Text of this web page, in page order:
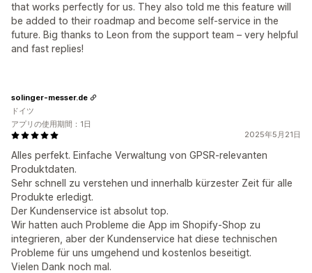
that works perfectly for us. They also told me this feature will
be added to their roadmap and become self-service in the
future. Big thanks to Leon from the support team – very helpful
and fast replies!
2025年5月21日
Alles perfekt. Einfache Verwaltung von GPSR-relevanten
Produktdaten.
Sehr schnell zu verstehen und innerhalb kürzester Zeit für alle
Produkte erledigt.
Der Kundenservice ist absolut top.
Wir hatten auch Probleme die App im Shopify-Shop zu
integrieren, aber der Kundenservice hat diese technischen
Probleme für uns umgehend und kostenlos beseitigt.
Vielen Dank noch mal.
solinger-messer.de
ドイツ
アプリの使用期間：1日